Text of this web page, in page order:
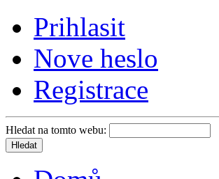
Prihlasit
Nove heslo
Registrace
Hledat na tomto webu: